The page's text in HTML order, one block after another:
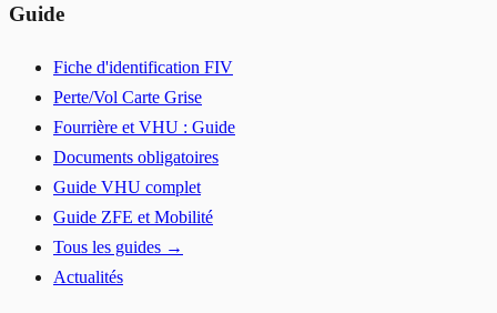
Guide
Fiche d'identification FIV
Perte/Vol Carte Grise
Fourrière et VHU : Guide
Documents obligatoires
Guide VHU complet
Guide ZFE et Mobilité
Tous les guides →
Actualités